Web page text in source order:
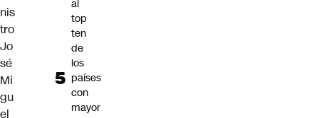
nis
tro
Jo
sé
Mi
gu
el
al
top
ten
de
los
países
con
mayor